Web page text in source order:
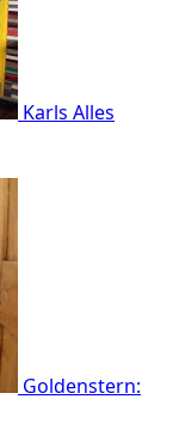
Karls Alles
Goldenstern: